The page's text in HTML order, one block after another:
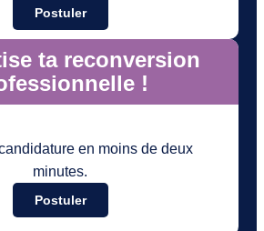
Postuler
ta reconversion
!
en moins de deux
minutes.
Postuler